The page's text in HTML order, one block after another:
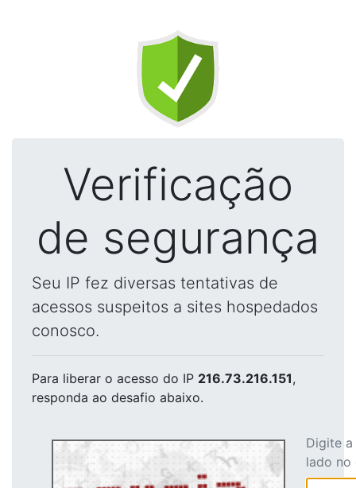
Verificação
de segurança
Seu IP fez diversas tentativas de
acessos suspeitos a sites hospedados
conosco.
Para liberar o acesso do IP 216.73.216.151,
responda ao desafio abaixo.
Digite
lado no